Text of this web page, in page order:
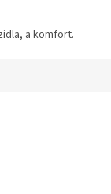
a komfort.